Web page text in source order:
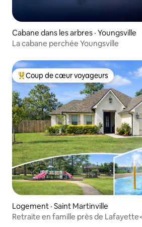
Cabane dans les arbres · Youngsville
La cabane perchée Youngsville
Coup de cœur voyageurs parmi les
Coup de cœur voyageurs
Logement · Saint Martinville
Retraite en famille près de